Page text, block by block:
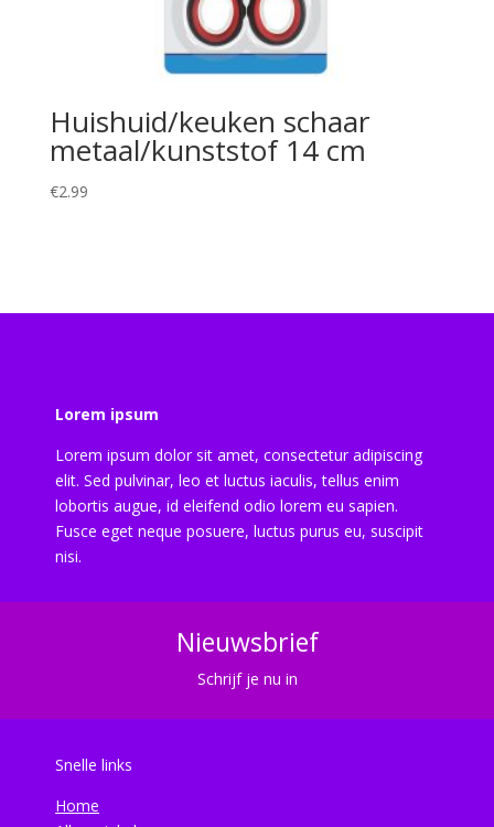
Huishuid/keuken schaar
metaal/kunststof 14 cm
€2.99
Lorem ipsum
Lorem ipsum dolor sit amet, consectetur adipiscing
elit. Sed pulvinar, leo et luctus iaculis, tellus enim
lobortis augue, id eleifend odio lorem eu sapien.
Fusce eget neque posuere, luctus purus eu, suscipit
nisi.
Nieuwsbrief
Schrijf je nu in
Snelle links
Home